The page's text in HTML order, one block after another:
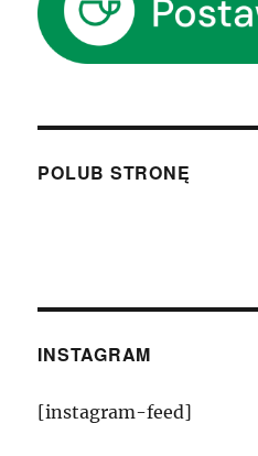
POLUB STRONĘ
INSTAGRAM
[instagram-feed]